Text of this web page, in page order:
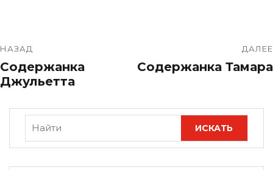
НАЗАД
Содержанка
Джульетта
ДАЛЕЕ
Содержанка Тамара